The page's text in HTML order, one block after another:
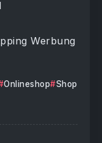
Werbung
Onlineshop
Shop